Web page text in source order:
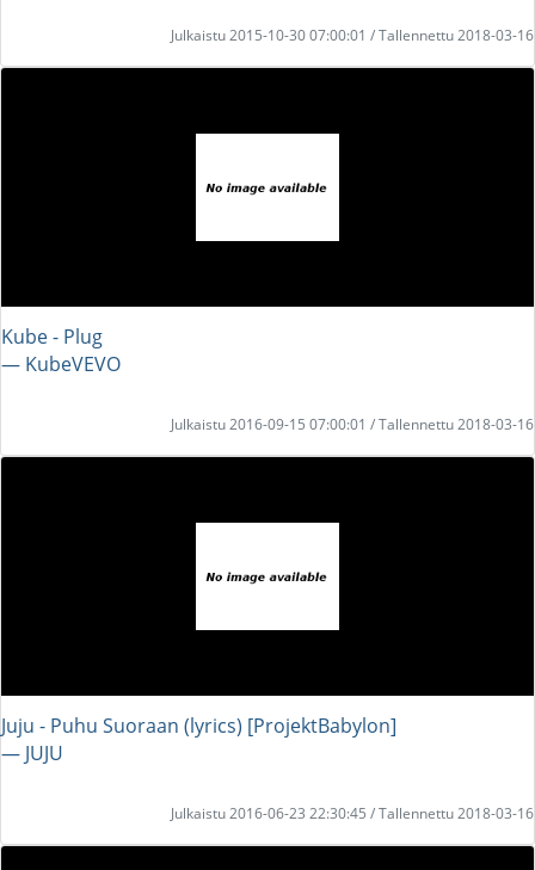
Julkaistu 2015-10-30 07:00:01 / Tallennettu 2018-03-16
Kube - Plug
― KubeVEVO
Julkaistu 2016-09-15 07:00:01 / Tallennettu 2018-03-16
Juju - Puhu Suoraan (lyrics) [ProjektBabylon]
― JUJU
Julkaistu 2016-06-23 22:30:45 / Tallennettu 2018-03-16